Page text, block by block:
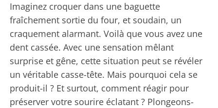
Imaginez croquer dans une baguette
fraîchement sortie du four, et soudain, un
craquement alarmant. Voilà que vous avez une
dent cassée. Avec une sensation mêlant
surprise et gêne, cette situation peut se révéler
un véritable casse-tête. Mais pourquoi cela se
produit-il ? Et surtout, comment réagir pour
préserver votre sourire éclatant ? Plongeons-